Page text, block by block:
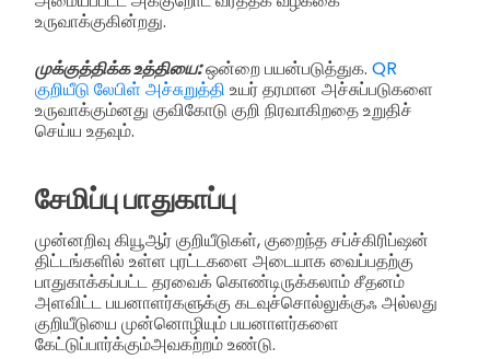
உருவாக்குகின்றது.
முக்குத்திக்க உத்தியை:ஒன்றை பயன்படுத்துக. QR
குறியீடு லேபிள் அச்சுறுத்தி உயர் தரமான அச்சுப்படுகளை
உருவாக்கும்னது குவிகோடு குறி நிரவாகிறதை உறுதிச்
செய்ய உதவும்.
சேமிப்பு பாதுகாப்பு
முன்னறிவு கியூஆர் குறியீடுகள், குறைந்த சப்ச்கிரிப்ஷன்
திட்டங்களில் உள்ள புரட்டகளை அடையாக வைப்பதற்கு
பாதுகாக்கப்பட்ட தரவைக் கொண்டிருக்கலாம் சீதனம்
அளவிட்ட பயனாளர்களுக்கு கடவுச்சொல்லுக்குஃ அல்லது
குறியீடுயை முன்னொழியும் பயனாளர்களை
கேட்டுப்பார்க்கும்அவகற்றம் உண்டு.